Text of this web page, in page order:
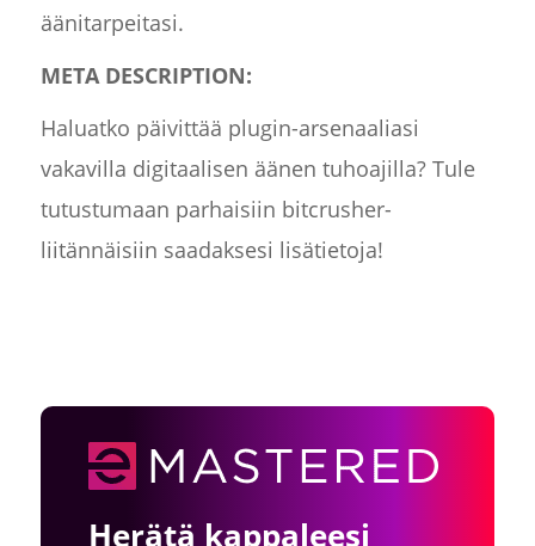
äänitarpeitasi.
META DESCRIPTION:
Haluatko päivittää plugin-arsenaaliasi
vakavilla digitaalisen äänen tuhoajilla? Tule
tutustumaan parhaisiin bitcrusher-
liitännäisiin saadaksesi lisätietoja!
Herätä kappaleesi